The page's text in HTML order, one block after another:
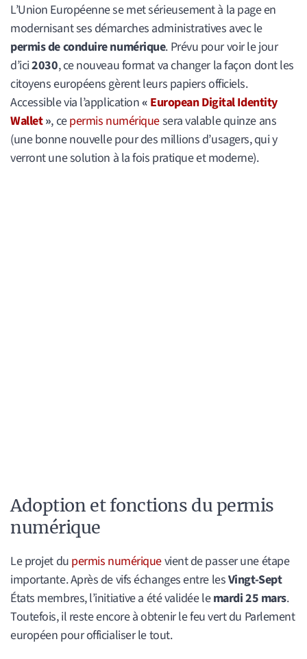
L’Union Européenne se met sérieusement à la page en
modernisant ses démarches administratives avec le
permis de conduire numérique. Prévu pour voir le jour
d’ici2030, ce nouveau format va changer la façon dont les
citoyens européens gèrent leurs papiers officiels.
Accessible via l’application« European Digital Identity
Wallet», cepermis numériquesera valable quinze ans
(une bonne nouvelle pour des millions d’usagers, qui y
verront une solution à la fois pratique et moderne).
Adoption et fonctions du permis
numérique
Le projet du permis numériquevient de passer une étape
importante. Après de vifs échanges entre lesVingt-Sept
États membres, l’initiative a été validée lemardi 25 mars.
Toutefois, il reste encore à obtenir le feu vert du Parlement
européen pour officialiser le tout.